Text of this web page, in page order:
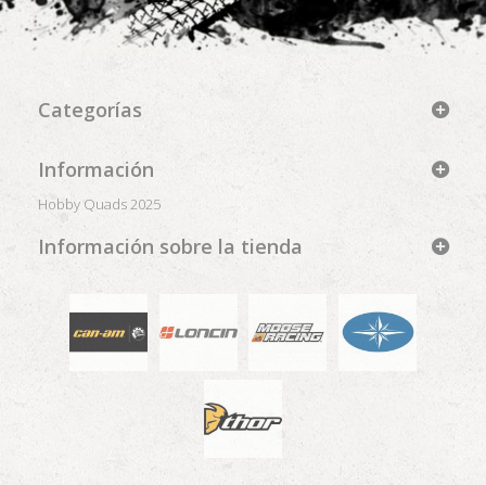
Categorías
Información
Hobby Quads 2025
Información sobre la tienda